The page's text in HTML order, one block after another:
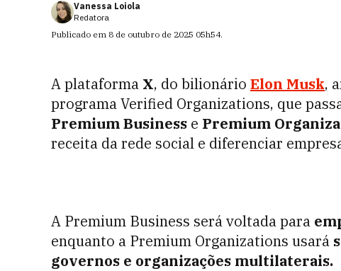
Vanessa Loiola
Redatora
Publicado em 8 de outubro de 2025 05h54.
A plataforma X, do bilionário Elon Musk,
programa Verified Organizations, que
Premium Business e Premium
receita da rede social e diferenciar
A Premium Business será voltada para
enquanto a Premium Organizations usará
governos e organizações multilaterais.